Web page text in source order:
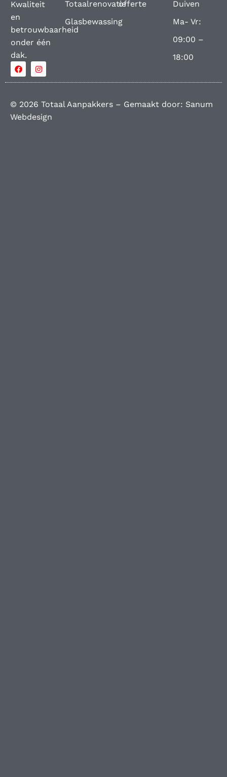
Kwaliteit
en
betrouwbaarheid
onder één
dak.
Totaalrenovatie
Glasbewassing
offerte
Duiven
Ma- Vr:
09:00 –
18:00
© 2026 Totaal Aanpakkers – Gemaakt door: Sanum
Webdesign